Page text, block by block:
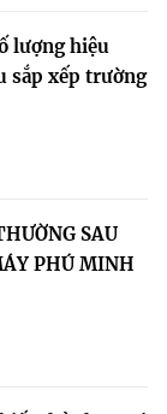
lượng hiệu
sắp xếp trường
SAU
PHÚ MINH